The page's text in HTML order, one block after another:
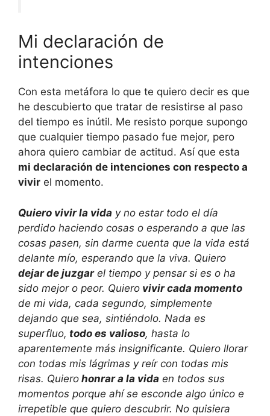
Mi declaración de
intenciones
Con esta metáfora lo que te quiero decir es que
he descubierto que tratar de resistirse al paso
del tiempo es inútil. Me resisto porque supongo
que cualquier tiempo pasado fue mejor, pero
ahora quiero cambiar de actitud. Así que esta
mi declaración de intenciones con respecto a
vivir el momento.
Quiero vivir la vida y no estar todo el día
perdido haciendo cosas o esperando a que las
cosas pasen, sin darme cuenta que la vida está
delante mío, esperando que la viva. Quiero
dejar de juzgarel tiempo y pensar si es o ha
sido mejor o peor. Quiero vivir cada momento
de mi vida, cada segundo, simplemente
dejando que sea, sintiéndolo. Nada es
superfluo, todo es valioso, hasta lo
aparentemente más insignificante. Quiero llorar
con todas mis lágrimas y reír con todas mis
risas. Quiero honrar a la vida en todos sus
momentos porque ahí se esconde algo único e
irrepetible que quiero descubrir. No quisiera